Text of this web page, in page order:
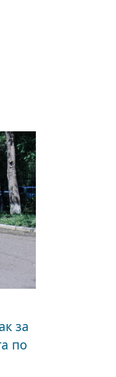
за
по